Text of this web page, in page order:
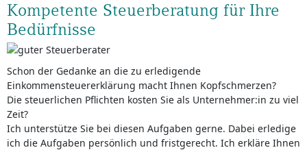
Kompetente Steuerberatung für Ihre
Bedürfnisse
Schon der Gedanke an die zu erledigende
Einkommensteuererklärung macht Ihnen Kopfschmerzen?
Die steuerlichen Pflichten kosten Sie als Unternehmer:in zu viel
Zeit?
Ich unterstütze Sie bei diesen Aufgaben gerne. Dabei erledige
ich die Aufgaben persönlich und fristgerecht. Ich erkläre Ihnen